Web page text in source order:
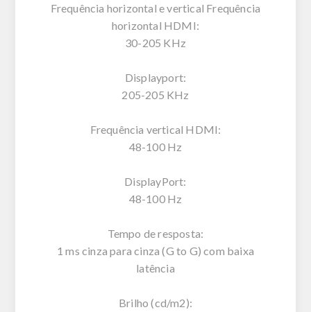
Frequência horizontal e vertical Frequência
horizontal HDMI:
30-205 KHz
Displayport:
205-205 KHz
Frequência vertical HDMI:
48-100 Hz
DisplayPort:
48-100 Hz
Tempo de resposta:
1 ms cinza para cinza (G to G) com baixa
latência
Brilho (cd/m2):